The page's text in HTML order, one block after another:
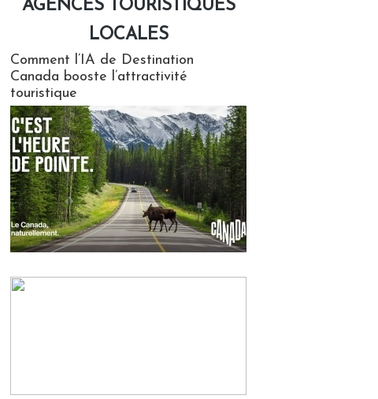
AGENCES TOURISTIQUES
LOCALES
Comment l’IA de Destination
Canada booste l’attractivité
touristique